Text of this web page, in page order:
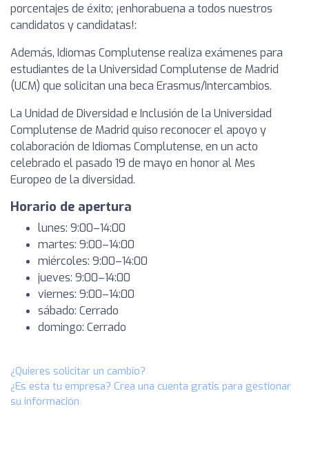
porcentajes de éxito; ¡enhorabuena a todos nuestros
candidatos y candidatas!:
Además, Idiomas Complutense realiza exámenes para
estudiantes de la Universidad Complutense de Madrid
(UCM) que solicitan una beca Erasmus/Intercambios.
La Unidad de Diversidad e Inclusión de la Universidad
Complutense de Madrid quiso reconocer el apoyo y
colaboración de Idiomas Complutense, en un acto
celebrado el pasado 19 de mayo en honor al Mes
Europeo de la diversidad.
Horario de apertura
lunes: 9:00–14:00
martes: 9:00–14:00
miércoles: 9:00–14:00
jueves: 9:00–14:00
viernes: 9:00–14:00
sábado: Cerrado
domingo: Cerrado
¿Quieres solicitar un cambio?
¿Es esta tu empresa? Crea una cuenta gratis para gestionar
su información